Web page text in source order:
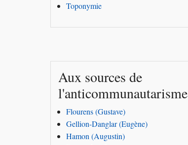
Toponymie
Aux sources de
l'anticommunautarisme
Flourens (Gustave)
Gellion-Danglar (Eugène)
Hamon (Augustin)